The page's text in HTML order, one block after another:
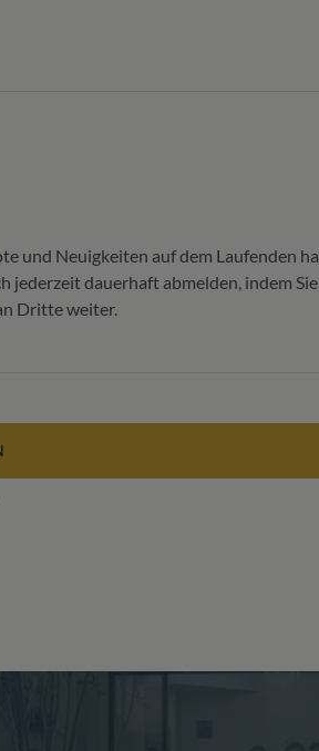
und Neuigkeiten auf dem Laufenden
jederzeit dauerhaft abmelden, indem
Dritte weiter.